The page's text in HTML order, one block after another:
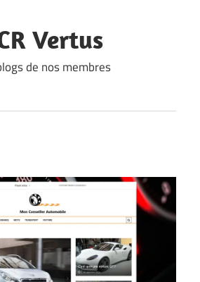
Vertus
de nos membres